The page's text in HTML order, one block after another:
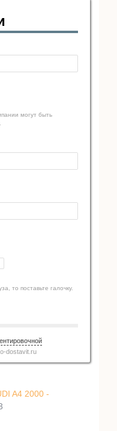
A4 2000 -
могут быть
то поставьте галочку.
dostavit.ru